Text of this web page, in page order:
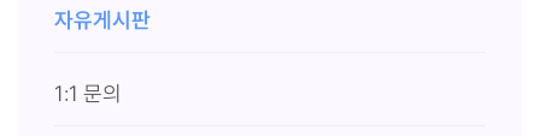
자유게시판
1:1 문의